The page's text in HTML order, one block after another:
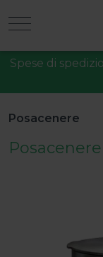
Spese di
Posacenere